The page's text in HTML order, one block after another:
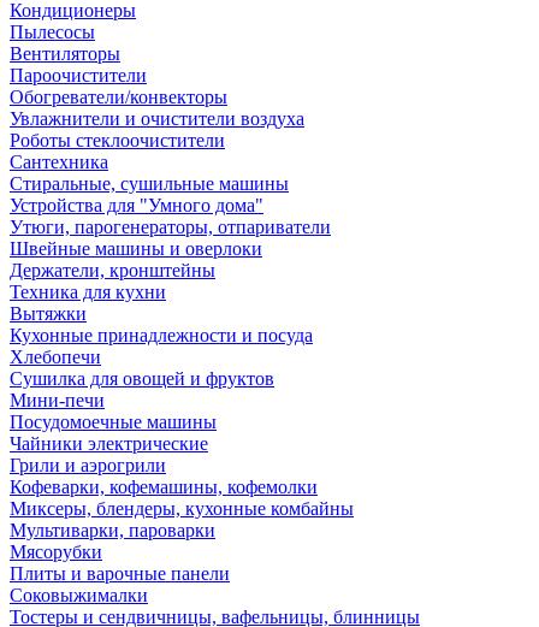
Кондиционеры
Пылесосы
Вентиляторы
Пароочистители
Обогреватели/конвекторы
Увлажнители и очистители воздуха
Роботы стеклоочистители
Сантехника
Стиральные, сушильные машины
Устройства для "Умного дома"
Утюги, парогенераторы, отпариватели
Швейные машины и оверлоки
Держатели, кронштейны
Техника для кухни
Вытяжки
Кухонные принадлежности и посуда
Хлебопечи
Сушилка для овощей и фруктов
Мини-печи
Посудомоечные машины
Чайники электрические
Грили и аэрогрили
Кофеварки, кофемашины, кофемолки
Миксеры, блендеры, кухонные комбайны
Мультиварки, пароварки
Мясорубки
Плиты и варочные панели
Соковыжималки
Тостеры и сендвичницы, вафельницы, блинницы